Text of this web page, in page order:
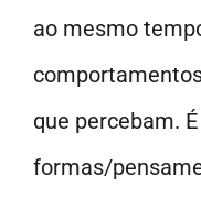
ao mesmo
que percebam.
formas/